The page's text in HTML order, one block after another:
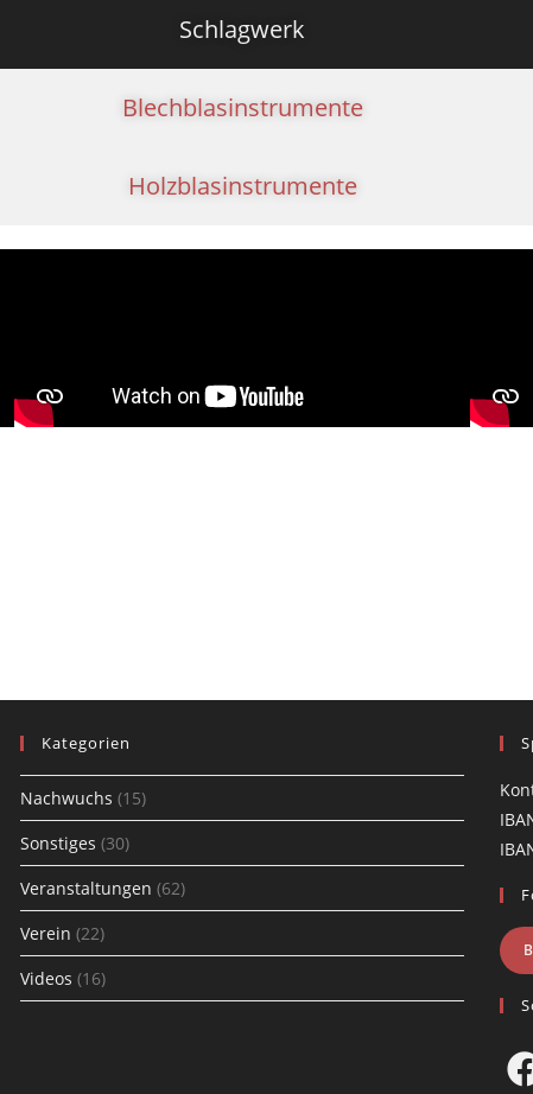
Schlagwerk
Blechblasinstrumente
Holzblasinstrumente
Kategorien
Nachwuchs (15)
Sonstiges (30)
Veranstaltungen (62)
Verein (22)
Videos (16)